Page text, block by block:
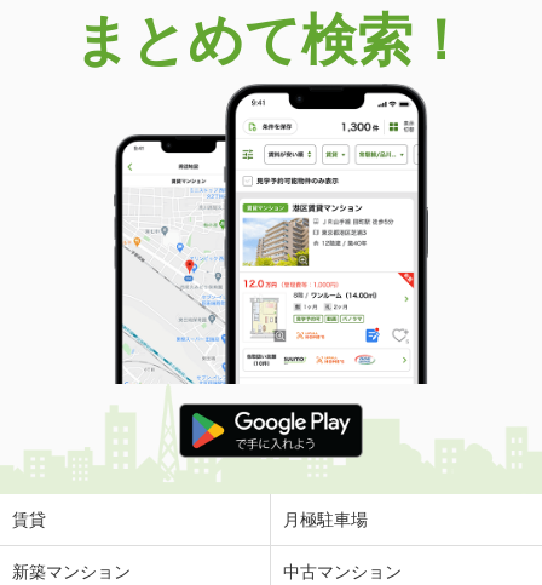
熊本県熊本市東区新南部６丁目
価 格
2.40万円
熊本県熊本市東区新南部６丁目
20.48m²
間取り
1K
熊本県熊本市北区龍田１丁目
価 格
6.10万円
住 所
熊本県熊本市北区龍田１丁目
専有面積 57.54m²
間取り
2LDK
熊本県熊本市中央区新大江１丁目
価 格
5.30万円
住 所
熊本県熊本市中央区新大江１丁目
専有面積
熊本県熊本市東区上南部２丁目
まとめて検索！
賃貸 月極駐車場
新築マンション 中古マンション